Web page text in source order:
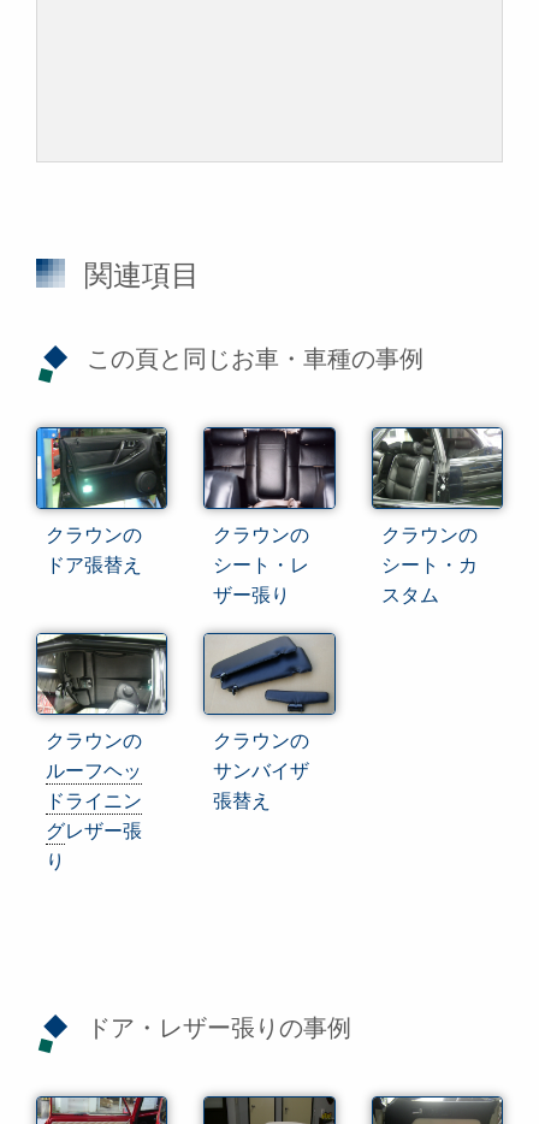
関連項目
この頁と同じお車・車種の事例
クラウンの
ドア張替え
クラウンの
シート・レ
ザー張り
クラウンの
シート・カ
スタム
クラウンの
ルーフヘッ
ドライニン
グレザー張
り
クラウンの
サンバイザ
張替え
ドア・レザー張りの事例